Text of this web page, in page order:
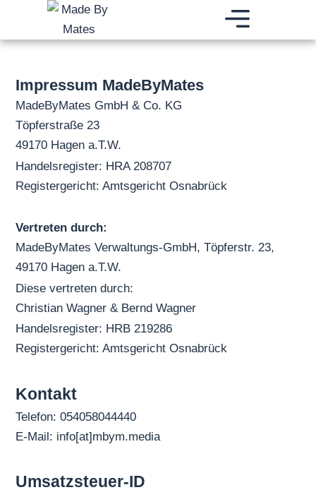
springen
Impressum MadeByMates
MadeByMates GmbH & Co. KG
Töpferstraße 23
49170 Hagen a.T.W.
Handelsregister: HRA 208707
Registergericht: Amtsgericht Osnabrück
Vertreten durch:
MadeByMates Verwaltungs-GmbH, Töpferstr. 23,
49170 Hagen a.T.W.
Diese vertreten durch:
Christian Wagner & Bernd Wagner
Handelsregister: HRB 219286
Registergericht: Amtsgericht Osnabrück
Kontakt
Telefon: 054058044440
E-Mail: info[at]mbym.media
Umsatzsteuer-ID